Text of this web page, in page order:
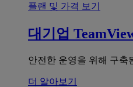
플랜 및 가격 보기
대기업
안전한 운영을 위해 구축
더 알아보기